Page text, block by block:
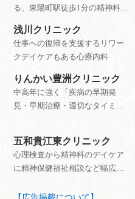
る、東陽町駅徒歩1分の精神科・
リニック
浅川クリニック
仕事への復帰を支援するリワー
クデイケアもある心療内科
りんかい豊洲クリニック
中高年に強く「疾病の早期発
見・早期治療・適切なタイミン
五和貴江東クリニック
心理検査から精神科のデイケア
に精神保健福祉相談など幅広い